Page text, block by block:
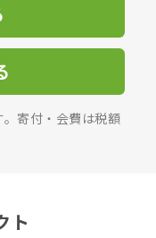
寄付・会費は税額
ト